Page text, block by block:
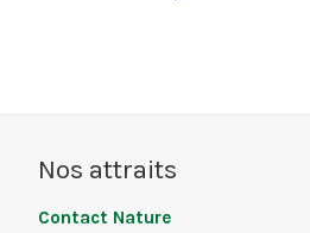
Nos attraits
Contact Nature